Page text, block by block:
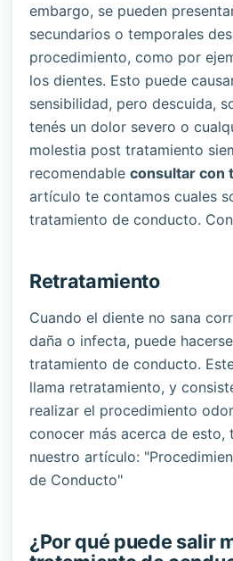
embargo, se pueden
secundarios o temporales
procedimiento, como por
los dientes. Esto puede
sensibilidad, pero descuida,
tenés un dolor severo o
molestia post tratamiento
recomendable consultar con
artículo te contamos cuales
tratamiento de conducto.
Retratamiento
Cuando el diente no sana
daña o infecta, puede
tratamiento de conducto.
llama retratamiento, y
realizar el procedimiento
conocer más acerca de esto,
nuestro artículo:
de Conducto"
¿Por qué puede salir